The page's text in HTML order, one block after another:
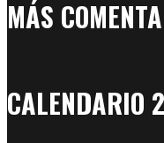
MÁS
CALENDARIO